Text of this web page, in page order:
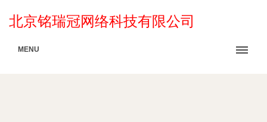
北京铭瑞冠网络科技有限公司
MENU